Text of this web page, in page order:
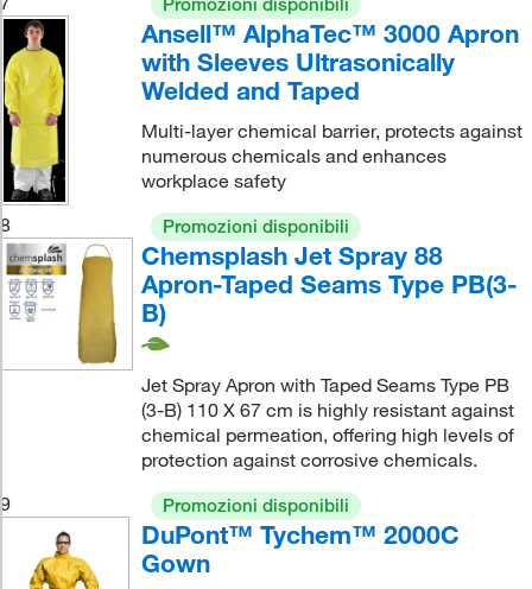
Ansell™ AlphaTec™ 3000 Apron
with Sleeves Ultrasonically
Welded and Taped
Multi-layer chemical barrier, protects against
numerous chemicals and enhances
workplace safety
8
Promozioni disponibili
Chemsplash Jet Spray 88
Apron-Taped Seams Type PB(3-
B)
Jet Spray Apron with Taped Seams Type PB
(3-B) 110 X 67 cm is highly resistant against
chemical permeation, offering high levels of
protection against corrosive chemicals.
9
Promozioni disponibili
DuPont™ Tychem™ 2000C
Gown